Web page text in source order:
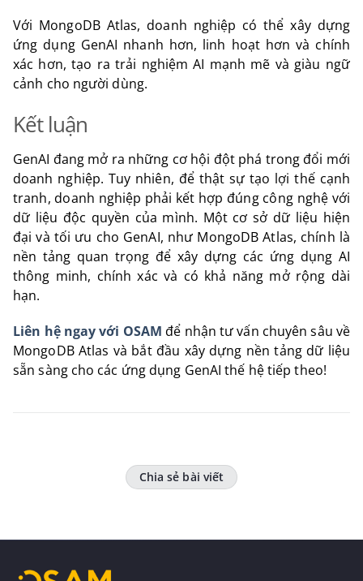
Với MongoDB Atlas, doanh nghiệp có thể xây dựng
ứng dụng GenAI nhanh hơn, linh hoạt hơn và chính
xác hơn, tạo ra trải nghiệm AI mạnh mẽ và giàu ngữ
cảnh cho người dùng.
Kết luận
GenAI đang mở ra những cơ hội đột phá trong đổi mới
doanh nghiệp. Tuy nhiên, để thật sự tạo lợi thế cạnh
tranh, doanh nghiệp phải kết hợp đúng công nghệ với
dữ liệu độc quyền của mình. Một cơ sở dữ liệu hiện
đại và tối ưu cho GenAI, như MongoDB Atlas, chính là
nền tảng quan trọng để xây dựng các ứng dụng AI
thông minh, chính xác và có khả năng mở rộng dài
hạn.
Liên hệ ngay với OSAM để nhận tư vấn chuyên sâu về
MongoDB Atlas và bắt đầu xây dựng nền tảng dữ liệu
sẵn sàng cho các ứng dụng GenAI thế hệ tiếp theo!
Chia sẻ bài viết